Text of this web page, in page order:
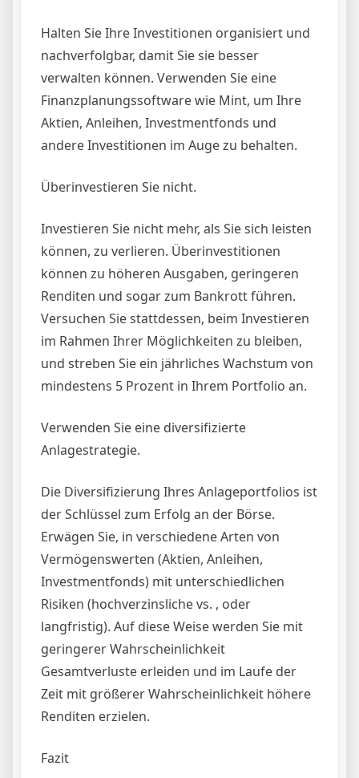
Halten Sie Ihre Investitionen organisiert und
nachverfolgbar, damit Sie sie besser
verwalten können. Verwenden Sie eine
Finanzplanungssoftware wie Mint, um Ihre
Aktien, Anleihen, Investmentfonds und
andere Investitionen im Auge zu behalten.
Überinvestieren Sie nicht.
Investieren Sie nicht mehr, als Sie sich leisten
können, zu verlieren. Überinvestitionen
können zu höheren Ausgaben, geringeren
Renditen und sogar zum Bankrott führen.
Versuchen Sie stattdessen, beim Investieren
im Rahmen Ihrer Möglichkeiten zu bleiben,
und streben Sie ein jährliches Wachstum von
mindestens 5 Prozent in Ihrem Portfolio an.
Verwenden Sie eine diversifizierte
Anlagestrategie.
Die Diversifizierung Ihres Anlageportfolios ist
der Schlüssel zum Erfolg an der Börse.
Erwägen Sie, in verschiedene Arten von
Vermögenswerten (Aktien, Anleihen,
Investmentfonds) mit unterschiedlichen
Risiken (hochverzinsliche vs. , oder
langfristig). Auf diese Weise werden Sie mit
geringerer Wahrscheinlichkeit
Gesamtverluste erleiden und im Laufe der
Zeit mit größerer Wahrscheinlichkeit höhere
Renditen erzielen.
Fazit